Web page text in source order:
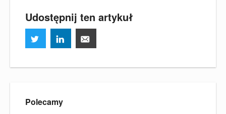
Udostępnij ten artykuł
Polecamy